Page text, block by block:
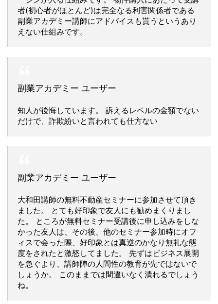
者(初心者がほとんど)は完全なる利害関係者である
副業アカデミー講師にアドバイスも貰うというあり
えない仕組みです。
副業アカデミー ユーザー
知人が後悔しています。 訴えるレベルの金額でない
だけで、詐欺紛いと言われても仕方ない
副業アカデミー ユーザー
大和田講師の無料不動産セミナーに参加させて頂き
ました。 とても好印象で友人にも勧めまくりまし
た。 ところが無料セミナー受講後に申し込みをしな
かった友人は、その後、他のセミナー参加時にオフ
ィスで会った際、好印象とは真逆のかなり無礼な態
度をされたと激怒してました。 先ずはビジネス展開
を急ぐより、講師陣の人間性の教育が先ではないで
しょうか。 このままでは間違いなく潰れるでしょう
ね。